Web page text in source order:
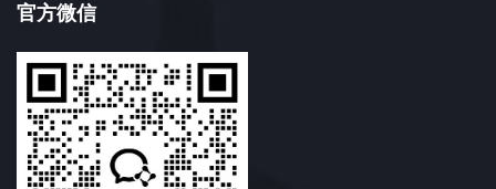
官方微信